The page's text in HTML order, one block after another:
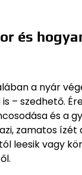
és
a nyár
– szedhető.
és a
zamatos ízét
leesik vagy